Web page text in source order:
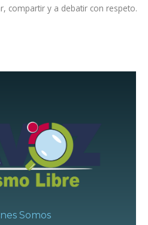
compartir y a debatir con respeto.
Somos